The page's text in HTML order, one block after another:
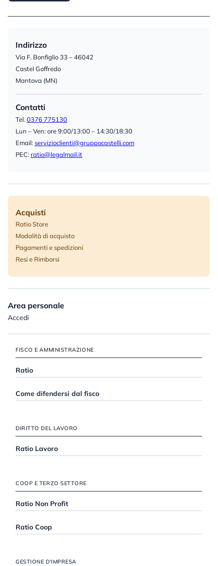
Indirizzo
Via F. Bonfiglio 33 – 46042
Castel Goffredo
Mantova (MN)
Contatti
Tel. 0376 775130
Lun – Ven: ore 9:00/13:00 – 14:30/18:30
Email:servizioclienti@gruppocastelli.com
PEC: ratio@legalmail.it
Acquisti
Ratio Store
Modalità di acquisto
Pagamenti e spedizioni
Resi e Rimborsi
Area personale
Accedi
FISCO E AMMINISTRAZIONE
Ratio
Come difendersi dal fisco
DIRITTO DEL LAVORO
Ratio Lavoro
COOP E TERZO SETTORE
Ratio Non Profit
Ratio Coop
GESTIONE D'IMPRESA